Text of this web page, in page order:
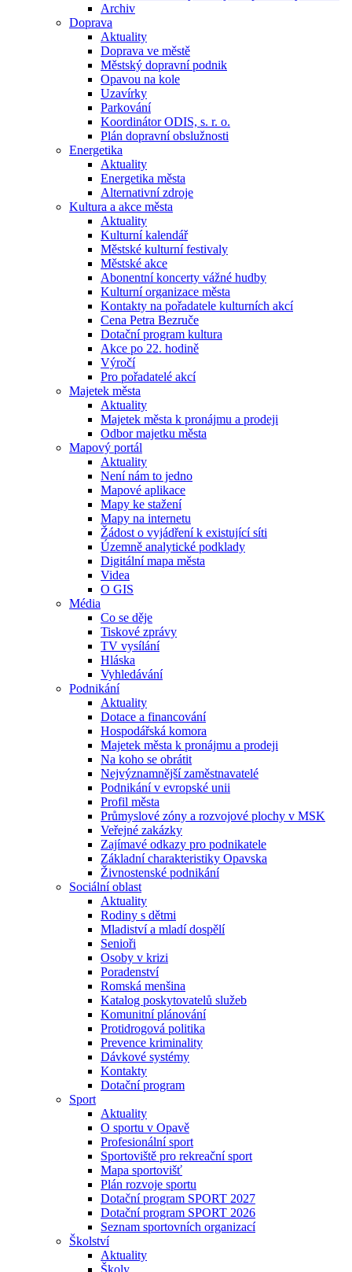
Archiv
Doprava
Aktuality
Doprava ve městě
Městský dopravní podnik
Opavou na kole
Uzavírky
Parkování
Koordinátor ODIS, s. r. o.
Plán dopravní obslužnosti
Energetika
Aktuality
Energetika města
Alternativní zdroje
Kultura a akce města
Aktuality
Kulturní kalendář
Městské kulturní festivaly
Městské akce
Abonentní koncerty vážné hudby
Kulturní organizace města
Kontakty na pořadatele kulturních akcí
Cena Petra Bezruče
Dotační program kultura
Akce po 22. hodině
Výročí
Pro pořadatelé akcí
Majetek města
Aktuality
Majetek města k pronájmu a prodeji
Odbor majetku města
Mapový portál
Aktuality
Není nám to jedno
Mapové aplikace
Mapy ke stažení
Mapy na internetu
Žádost o vyjádření k existující síti
Územně analytické podklady
Digitální mapa města
Videa
O GIS
Média
Co se děje
Tiskové zprávy
TV vysílání
Hláska
Vyhledávání
Podnikání
Aktuality
Dotace a financování
Hospodářská komora
Majetek města k pronájmu a prodeji
Na koho se obrátit
Nejvýznamnější zaměstnavatelé
Podnikání v evropské unii
Profil města
Průmyslové zóny a rozvojové plochy v MSK
Veřejné zakázky
Zajímavé odkazy pro podnikatele
Základní charakteristiky Opavska
Živnostenské podnikání
Sociální oblast
Aktuality
Rodiny s dětmi
Mladiství a mladí dospělí
Senioři
Osoby v krizi
Poradenství
Romská menšina
Katalog poskytovatelů služeb
Komunitní plánování
Protidrogová politika
Prevence kriminality
Dávkové systémy
Kontakty
Dotační program
Sport
Aktuality
O sportu v Opavě
Profesionální sport
Sportoviště pro rekreační sport
Mapa sportovišť
Plán rozvoje sportu
Dotační program SPORT 2027
Dotační program SPORT 2026
Seznam sportovních organizací
Školství
Aktuality